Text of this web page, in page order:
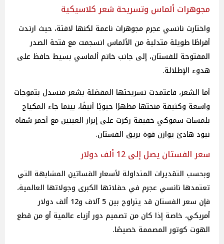
مجوهرات ألماس وتسريحة شعر كلاسيكية
واختارت نانسي عجرم مجوهرات ناعمة لكنها لافتة، حيث ارتدت
أقراطًا طويلة متدلية من الألماس انسجمت مع فتحة الصدر
المفتوحة للفستان، إلى جانب خاتم ألماسي بسيط حافظ على
هدوء الإطلالة.
أما الشعر، فاعتمدت تسريحتها المفضلة بشعر منسدل بتموجات
واسعة وكثيفة منحتها مظهرًا حيويًا أنيقًا، بينما جاء المكياج
بلمسات سموكي خفيفة ركزت على إبراز العينين مع أحمر شفاه
نيود هادئ يوازن قوة بريق الفستان.
سعر الفستان يصل إلى 12 ألف دولار
وبحسب التقديرات المتداولة لأسعار الفساتين المشابهة التي
تعتمدها نانسي عجرم في حفلاتها الكبرى وجولاتها العالمية،
فإن سعر الفستان قد يتراوح بين 5 آلاف و12 ألف دولار
أمريكي، خاصة إذا كان من تصميم دور أزياء عالمية أو من قطع
الهوت كوتور المصممة خصيصًا.